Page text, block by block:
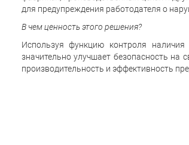
для предупреждения работодателя о
В чем ценность этого решения?
Используя функцию контроля
значительно улучшает безопасность
производительность и эффективность